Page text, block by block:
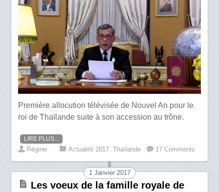
Première allocution télévisée de Nouvel An pour le
roi de Thaïlande suite à son accession au trône.
LIRE PLUS...
Régine ⋅ Actualité 2017,Thaïlande 17 Comments
1 Janvier 2017
Les voeux de la famille royale de